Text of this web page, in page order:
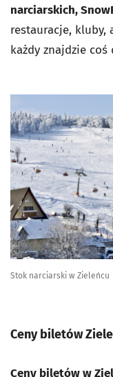
narciarskich,
restauracje, kluby,
każdy znajdzie coś
Stok narciarski w Zieleńcu
Ceny biletów
Ceny biletów w